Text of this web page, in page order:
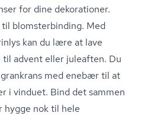
for dine dekorationer.
blom­ster­bin­ding. Med
kan du lære at lave
advent eller juleaften. Du
med enebær til at
i vinduet. Bind det sammen
hygge nok til hele